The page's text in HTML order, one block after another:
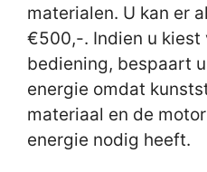
materialen. U kan er
€500,-. Indien u kiest
bediening, bespaart
energie omdat
materiaal en de
energie nodig heeft.